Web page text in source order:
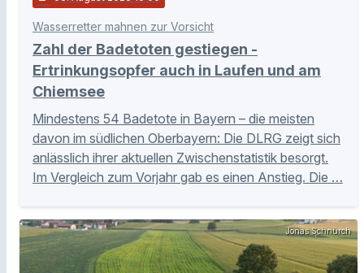
Wasserretter mahnen zur Vorsicht
Zahl der Badetoten gestiegen -
Ertrinkungsopfer auch in Laufen und am
Chiemsee
Mindestens 54 Badetote in Bayern – die meisten
davon im südlichen Oberbayern: Die DLRG zeigt sich
anlässlich ihrer aktuellen Zwischenstatistik besorgt.
Im Vergleich zum Vorjahr gab es einen Anstieg. Die …
Jonas Schnürch